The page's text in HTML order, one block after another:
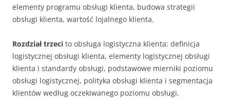
elementy programu obsługi klienta, budowa strategii
obsługi klienta, wartość lojalnego klienta.
Rozdział trzeci to obsługa logistyczna klienta: definicja
logistycznej obsługi klienta, elementy logistycznej obsługi
klienta i standardy obsługi, podstawowe mierniki poziomu
obsługi logistycznej, polityka obsługi klienta i segmentacja
klientów według oczekiwanego poziomu obsługi.